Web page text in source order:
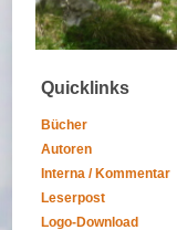
Quicklinks
Bücher
Autoren
Interna / Kommentar
Leserpost
Logo-Download